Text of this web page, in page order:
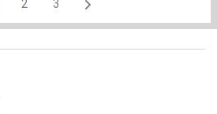
2 3